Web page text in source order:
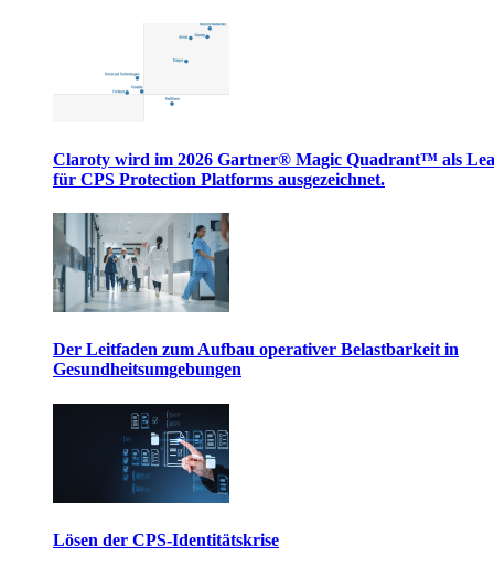
Claroty wird im 2026 Gartner® Magic Quadrant™ als
für CPS Protection Platforms ausgezeichnet.
Der Leitfaden zum Aufbau operativer Belastbarkeit in
Gesundheitsumgebungen
Lösen der CPS-Identitätskrise